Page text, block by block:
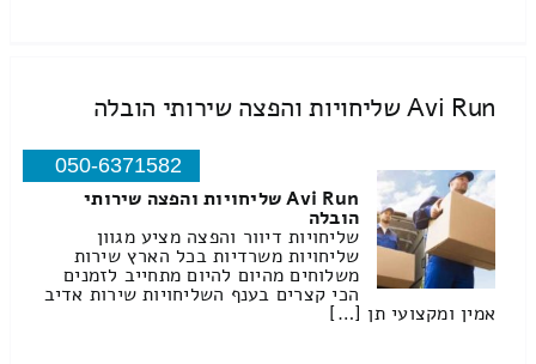
Avi Run שליחויות והפצה שירותי הובלה
050-6371582
Avi Run שליחויות והפצה שירותי
הובלה
שליחויות דיוור והפצה מציע מגוון
שליחויות משרדיות בכל הארץ שירות
משלוחים מהיום להיום מתחייב לזמנים
הכי קצרים בענף השליחויות שירות אדיב
אמין ומקצועי תן […]